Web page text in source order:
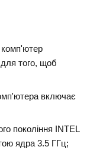
того, щоб
включає
покоління INTEL
ядра 3.5 ГГц;